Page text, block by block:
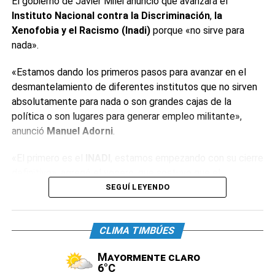
Instituto Nacional contra la Discriminación, la
Xenofobia y el Racismo (Inadi)porque «no sirve para
nada».
«Estamos dando los primeros pasos para avanzar en el
desmantelamiento de diferentes institutos que no sirven
absolutamente para nada o son grandes cajas de la
política o son lugares para generar empleo militante»,
anunció Manuel Adorni.
organismo «tiene alrededor de 400 empleados y decenas
idoneidad», reconoció.
El dirigente neonazi Alejandro Biondinicelebró el anuncio.
SEGUÍ LEYENDO
CLIMA TIMBÚES
Mayormente claro
6°C